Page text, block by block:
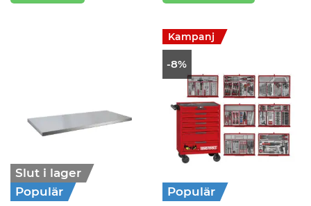
Slut i lager
Populär
-8%
Kampanj
Populär